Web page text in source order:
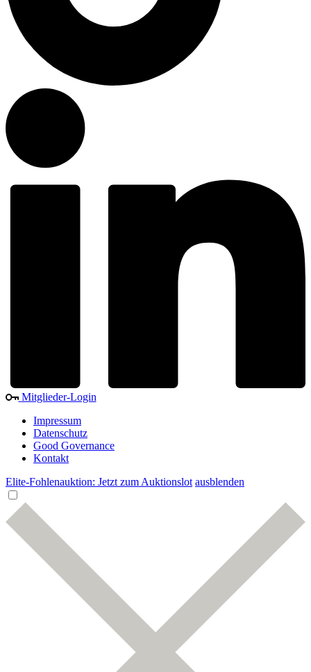
Mitglieder-Login
Impressum
Datenschutz
Good Governance
Kontakt
Elite-Fohlenauktion: Jetzt zum Auktionslot ausblenden